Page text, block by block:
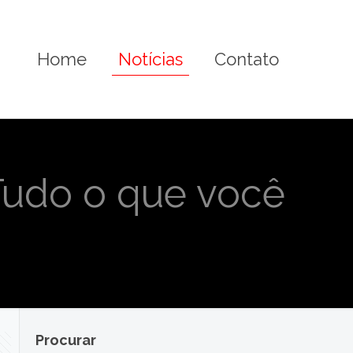
Home Notícias Contato
o que você
Procurar